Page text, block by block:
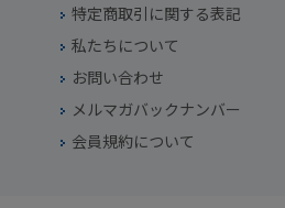
特定商取引に関する表記
私たちについて
お問い合わせ
メルマガバックナンバー
会員規約について